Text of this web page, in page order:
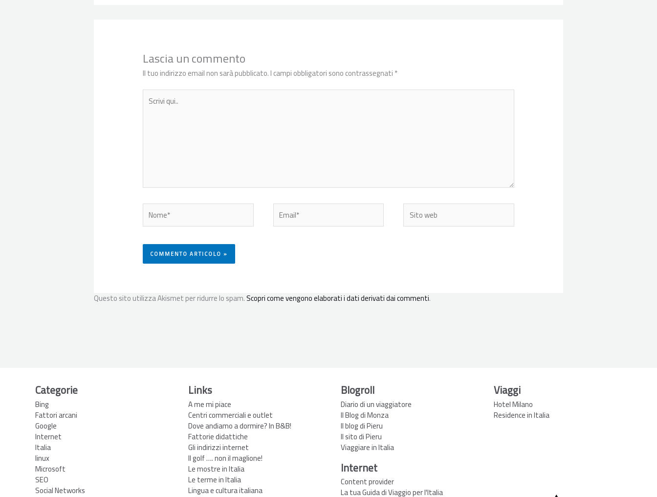
Lascia un commento
Il tuo indirizzo email non sarà pubblicato.I campi obbligatori sono contrassegnati*
Scrivi
qui..
Nome* Email* Sito
web
Questo sito utilizza Akismet per ridurre lo spam.Scopri come vengono elaborati i dati derivati dai commenti.
Categorie
Bing
Fattori arcani
Google
Internet
Italia
linux
Microsoft
SEO
Social Networks
Links
A me mi piace
Centri commerciali e outlet
Dove andiamo a dormire? In B&B!
Fattorie didattiche
Gli indirizzi internet
Il golf …. non il maglione!
Le mostre in Italia
Le terme in Italia
Lingua e cultura italiana
Blogroll
Diario di un viaggiatore
Il Blog di Monza
Il blog di Pieru
Il sito di Pieru
Viaggiare in Italia
Internet
Content provider
La tua Guida di Viaggio per l'Italia
Viaggi
Hotel Milano
Residence in Italia